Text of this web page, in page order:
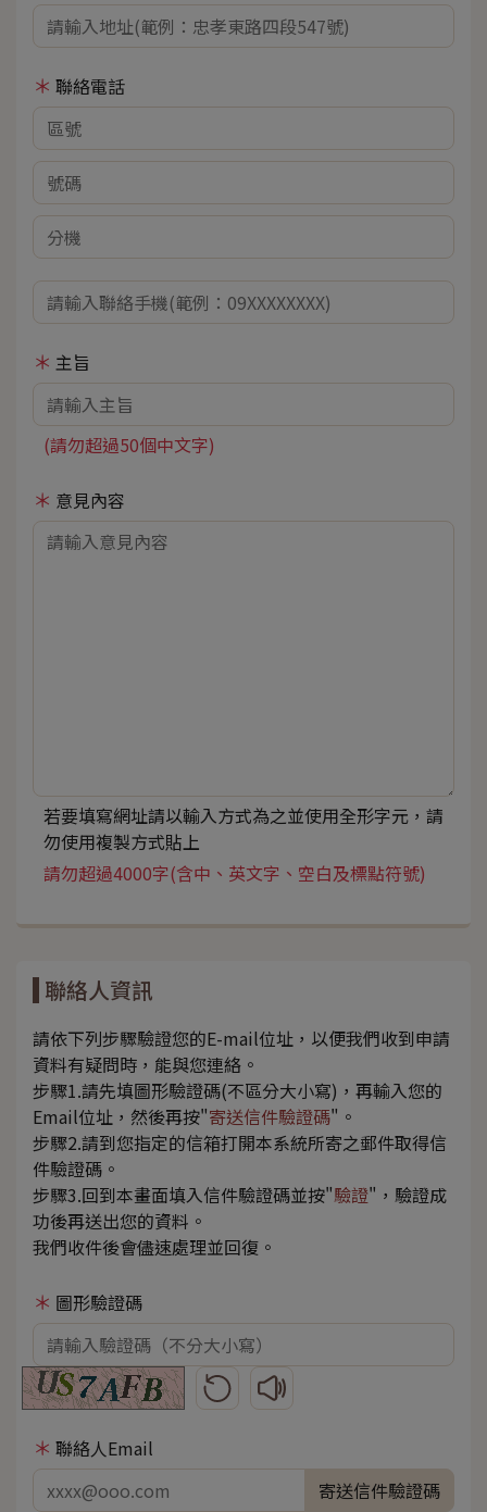
聯絡電話
主旨
(請勿超過50個中文字)
意見內容
若要填寫網址請以輸入方式為之並使用全形字元，請
勿使用複製方式貼上
請勿超過4000字(含中、英文字、空白及標點符號)
聯絡人資訊
請依下列步驟驗證您的E-mail位址，以便我們收到申請
資料有疑問時，能與您連絡。
步驟1.請先填圖形驗證碼(不區分大小寫)，再輸入您的
Email位址，然後再按"寄送信件驗證碼"。
步驟2.請到您指定的信箱打開本系統所寄之郵件取得信
件驗證碼。
步驟3.回到本畫面填入信件驗證碼並按"驗證"，驗證成
功後再送出您的資料。
我們收件後會儘速處理並回復。
圖形驗證碼
更新圖形驗證碼播放圖形驗證碼語音
聯絡人Email
寄送信件驗證碼